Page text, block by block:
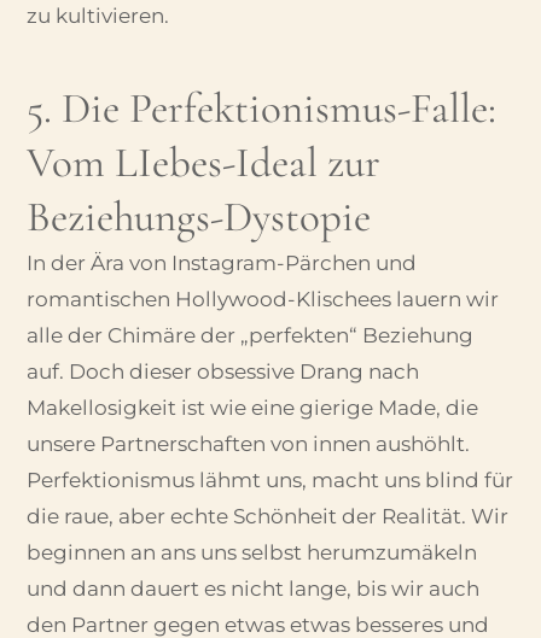
zu kultivieren.
5. Die Perfektionismus-Falle:
Vom LIebes-Ideal zur
Beziehungs-Dystopie
In der Ära von Instagram-Pärchen und
romantischen Hollywood-Klischees lauern wir
alle der Chimäre der „perfekten“ Beziehung
auf. Doch dieser obsessive Drang nach
Makellosigkeit ist wie eine gierige Made, die
unsere Partnerschaften von innen aushöhlt.
Perfektionismus lähmt uns, macht uns blind für
die raue, aber echte Schönheit der Realität. Wir
beginnen an ans uns selbst herumzumäkeln
und dann dauert es nicht lange, bis wir auch
den Partner gegen etwas etwas besseres und